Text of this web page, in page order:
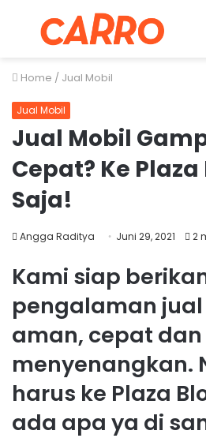
Menu
Home / Jual Mobil
Jual Mobil
Jual Mobil
Cepat? Ke Plaza
Saja!
Angga Raditya Juni 29, 2021 2
Kami siap
pengalaman
aman, cepat dan
menyenangkan.
harus ke Plaza
ada apa ya di